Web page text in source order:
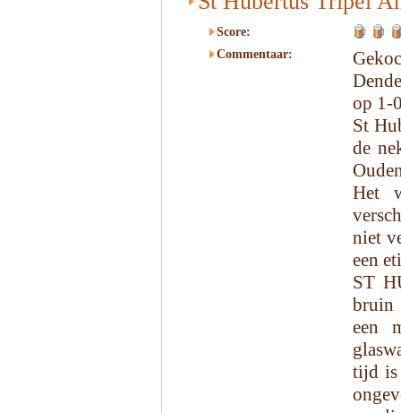
Score:
Commentaar:
op 1-
St
de
Het
niet
een
ST
bruin
een
tijd is